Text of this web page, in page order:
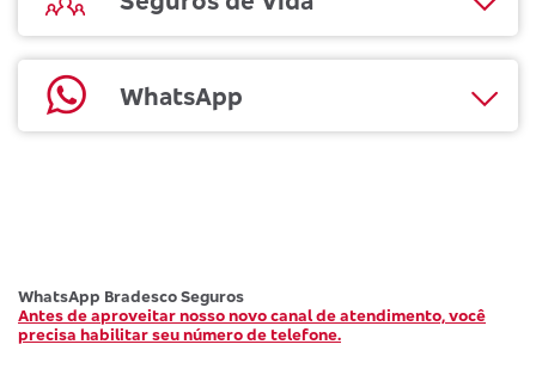
WhatsApp
WhatsApp Bradesco Seguros
Antes de aproveitar nosso novo canal de atendimento, você
precisa habilitar seu número de telefone.